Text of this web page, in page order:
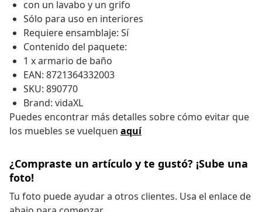
con un lavabo y un grifo
Sólo para uso en interiores
Requiere ensamblaje: Sí
Contenido del paquete:
1 x armario de baño
EAN: 8721364332003
SKU: 890770
Brand: vidaXL
Puedes encontrar más detalles sobre cómo evitar que
los muebles se vuelquen aquí
¿Compraste un artículo y te gustó? ¡Sube una
foto!
Tu foto puede ayudar a otros clientes. Usa el enlace de